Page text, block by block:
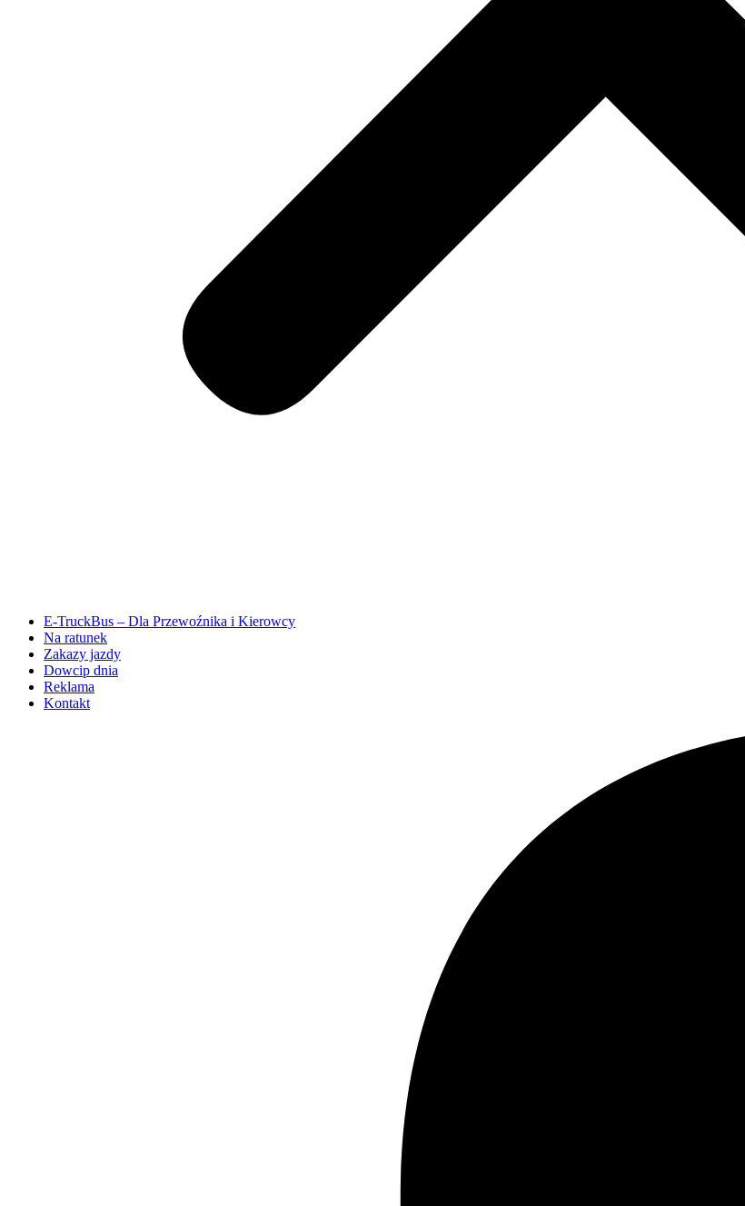
E-TruckBus – Dla Przewoźnika i Kierowcy
Na ratunek
Zakazy jazdy
Dowcip dnia
Reklama
Kontakt